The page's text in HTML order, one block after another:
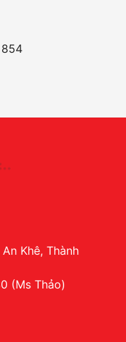
Khê, Thành
(Ms Thảo)